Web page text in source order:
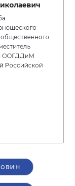
ООГДДиМ
Российской